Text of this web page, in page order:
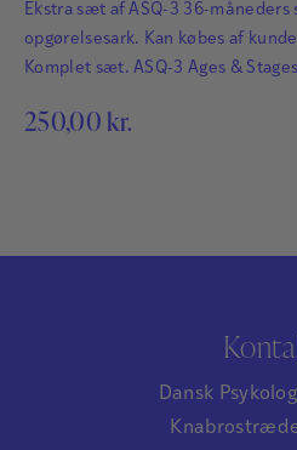
Ekstra sæt af ASQ-3 36-måneders
opgørelsesark. Kan købes af
Komplet sæt. ASQ-3 Ages &
småbørn. Det har afgørende
250,00 kr.
Dansk
Knabrostræde